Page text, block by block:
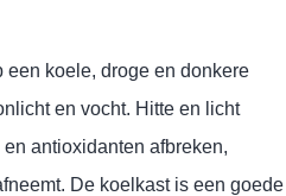
koele, droge en donkere
en vocht. Hitte en licht
antioxidanten afbreken,
De koelkast is een goede